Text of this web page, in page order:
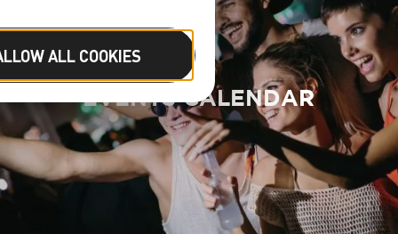
EVENTS CALENDAR
ALL COOKIES